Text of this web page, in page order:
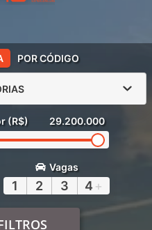
POR CÓDIGO
(R$) 29.200.000
Vagas
1 2 3 4 +